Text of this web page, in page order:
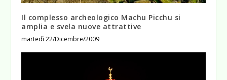
Il complesso archeologico Machu Picchu si
amplia e svela nuove attrattive
martedì 22/Dicembre/2009